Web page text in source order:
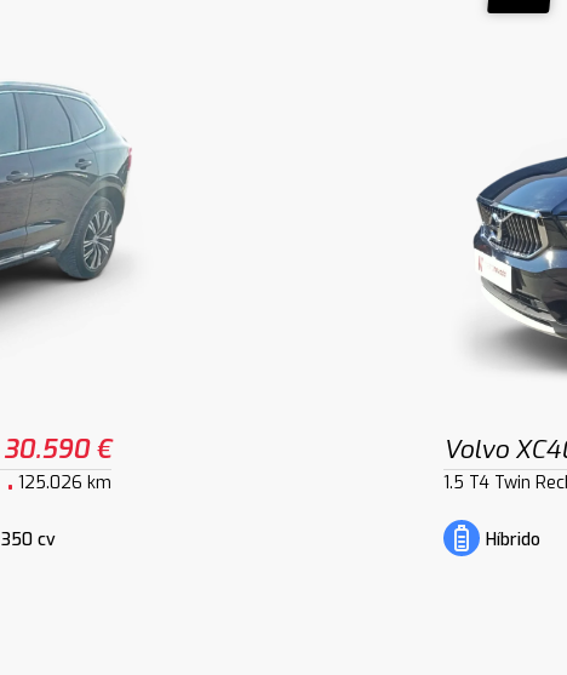
30.590 €
125.026 km
350 cv
Volvo
1.5 T4 Twin
Híbrido